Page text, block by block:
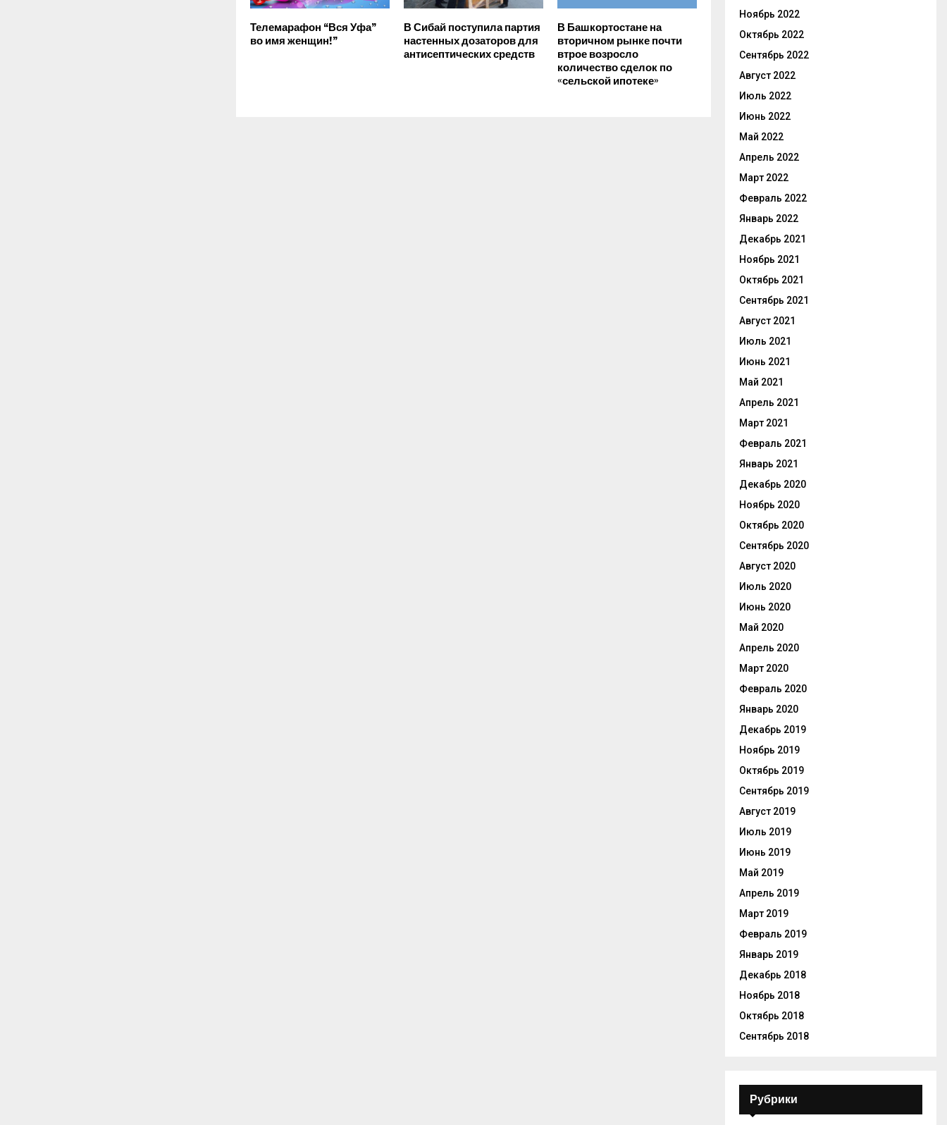
Телемарафон “Вся Уфа”
во имя женщин!”
В Сибай поступила партия
настенных дозаторов для
антисептических средств
В Башкортостане на
вторичном рынке почти
втрое возросло
количество сделок по
«сельской ипотеке»
Ноябрь 2022
Октябрь 2022
Сентябрь 2022
Август 2022
Июль 2022
Июнь 2022
Май 2022
Апрель 2022
Март 2022
Февраль 2022
Январь 2022
Декабрь 2021
Ноябрь 2021
Октябрь 2021
Сентябрь 2021
Август 2021
Июль 2021
Июнь 2021
Май 2021
Апрель 2021
Март 2021
Февраль 2021
Январь 2021
Декабрь 2020
Ноябрь 2020
Октябрь 2020
Сентябрь 2020
Август 2020
Июль 2020
Июнь 2020
Май 2020
Апрель 2020
Март 2020
Февраль 2020
Январь 2020
Декабрь 2019
Ноябрь 2019
Октябрь 2019
Сентябрь 2019
Август 2019
Июль 2019
Июнь 2019
Май 2019
Апрель 2019
Март 2019
Февраль 2019
Январь 2019
Декабрь 2018
Ноябрь 2018
Октябрь 2018
Сентябрь 2018
Рубрики